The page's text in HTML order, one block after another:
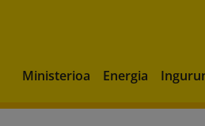
Ministerioa Energia